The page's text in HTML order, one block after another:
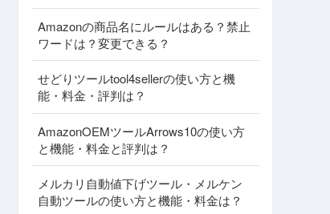
Amazonの商品名にルールはある？禁止
ワードは？変更できる？
せどりツールtool4sellerの使い方と機
能・料金・評判は？
AmazonOEMツールArrows10の使い方
と機能・料金と評判は？
メルカリ自動値下げツール・メルケン
自動ツールの使い方と機能・料金は？